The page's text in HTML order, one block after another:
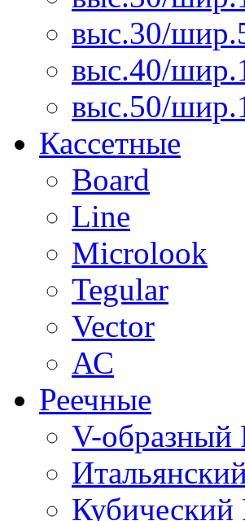
выс.30/
выс.40/
выс.50/
Кассетные
Board
Line
Microlook
Tegular
Vector
АС
Реечные
V-образный
Кубический